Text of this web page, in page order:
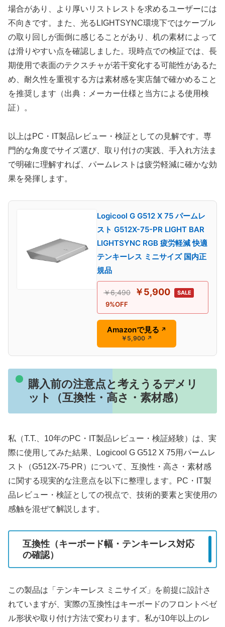
場合があり、より厚いリストレストを求めるユーザーには
不向きです。また、光るLIGHTSYNC環境下ではケーブル
の取り回しが面倒に感じることがあり、机の素材によって
は滑りやすい点を確認しました。現時点での検証では、長
期使用で表面のテクスチャが若干変化する可能性があるた
め、耐久性を重視する方は素材感を実店舗で確かめること
を推奨します（出典：メーカー仕様と当方による使用検
証）。
以上はPC・IT製品レビュー・検証としての見解です。専
門的な角度でサイズ選び、取り付けの実践、手入れ方法ま
で明確に理解すれば、パームレストは疲労軽減に確かな効
果を発揮します。
Logicool G G512 X 75 パームレ
スト G512X-75-PR LIGHT BAR
LIGHTSYNC RGB 疲労軽減 快適
テンキーレス ミニサイズ 国内正
規品
￥6,490 ￥5,900 SALE
9%OFF
Amazonで見る ↗
￥5,900 ↗
購入前の注意点と考えうるデメリ
ット（互換性・高さ・素材感）
私（T.T.、10年のPC・IT製品レビュー・検証経験）は、実
際に使用してみた結果、Logicool G G512 X 75用パームレ
スト（G512X-75-PR）について、互換性・高さ・素材感
に関する現実的な注意点を以下に整理します。PC・IT製
品レビュー・検証としての視点で、技術的要素と実使用の
感触を混ぜて解説します。
互換性（キーボード幅・テンキーレス対応
の確認）
この製品は「テンキーレス ミニサイズ」を前提に設計さ
れていますが、実際の互換性はキーボードのフロントベゼ
ル形状や取り付け方法で変わります。私が10年以上のレ